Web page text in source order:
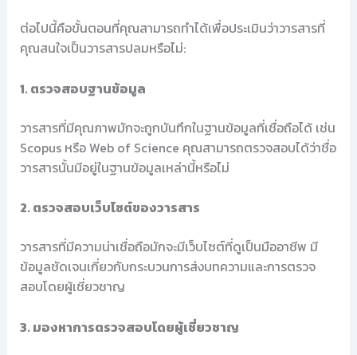
ต่อไปนี้คือขั้นตอนที่คุณสามารถทำได้เพื่อประเมินว่าวารสารที่
คุณสนใจเป็นวารสารปลมหรือไม่:
1. ตรวจสอบฐานข้อมูล
วารสารที่มีคุณภาพมักจะถูกบันทึกในฐานข้อมูลที่เชื่อถือได้ เช่น
Scopus หรือ Web of Science คุณสามารถตรวจสอบได้ว่าชื่อ
วารสารนั้นมีอยู่ในฐานข้อมูลเหล่านี้หรือไม่
2. ตรวจสอบเว็บไซต์ของวารสาร
วารสารที่มีความน่าเชื่อถือมักจะมีเว็บไซต์ที่ดูเป็นมืออาชีพ มี
ข้อมูลชัดเจนเกี่ยวกับกระบวนการส่งบทความและการตรวจ
สอบโดยผู้เชี่ยวชาญ
3. มองหาการตรวจสอบโดยผู้เชี่ยวชาญ